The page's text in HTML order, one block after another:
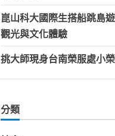
崑山科大國際生搭船跳島
觀光與文化體驗
挑大師現身台南榮服處小
分類